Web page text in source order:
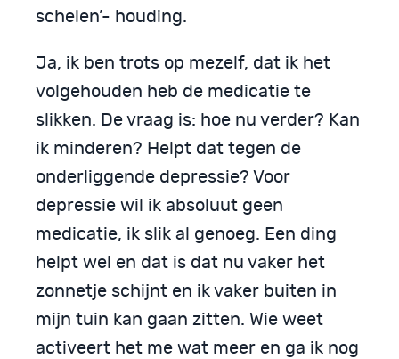
schelen’- houding.
Ja, ik ben trots op mezelf, dat ik het
volgehouden heb de medicatie te
slikken. De vraag is: hoe nu verder? Kan
ik minderen? Helpt dat tegen de
onderliggende depressie? Voor
depressie wil ik absoluut geen
medicatie, ik slik al genoeg. Een ding
helpt wel en dat is dat nu vaker het
zonnetje schijnt en ik vaker buiten in
mijn tuin kan gaan zitten. Wie weet
activeert het me wat meer en ga ik nog